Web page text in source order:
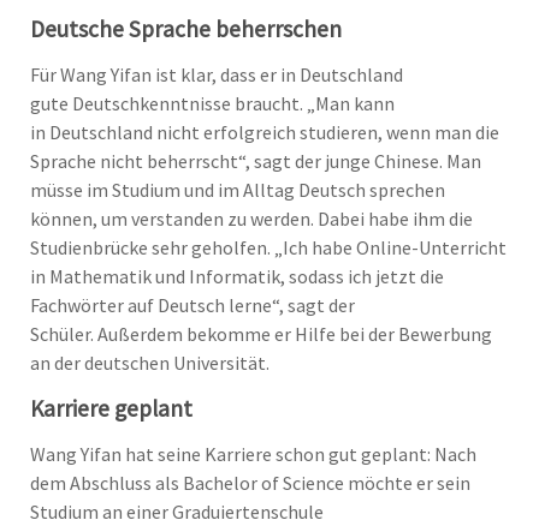
Deutsche Sprache beherrschen
Für Wang Yifan ist klar, dass er in Deutschland
gute Deutschkenntnisse braucht. „Man kann
in Deutschland nicht erfolgreich studieren, wenn man die
Sprache nicht beherrscht“, sagt der junge Chinese. Man
müsse im Studium und im Alltag Deutsch sprechen
können, um verstanden zu werden. Dabei habe ihm die
Studienbrücke sehr geholfen. „Ich habe Online-Unterricht
in Mathematik und Informatik, sodass ich jetzt die
Fachwörter auf Deutsch lerne“, sagt der
Schüler. Außerdem bekomme er Hilfe bei der Bewerbung
an der deutschen Universität.
Karriere geplant
Wang Yifan hat seine Karriere schon gut geplant: Nach
dem Abschluss als Bachelor of Science möchte er sein
Studium an einer Graduiertenschule